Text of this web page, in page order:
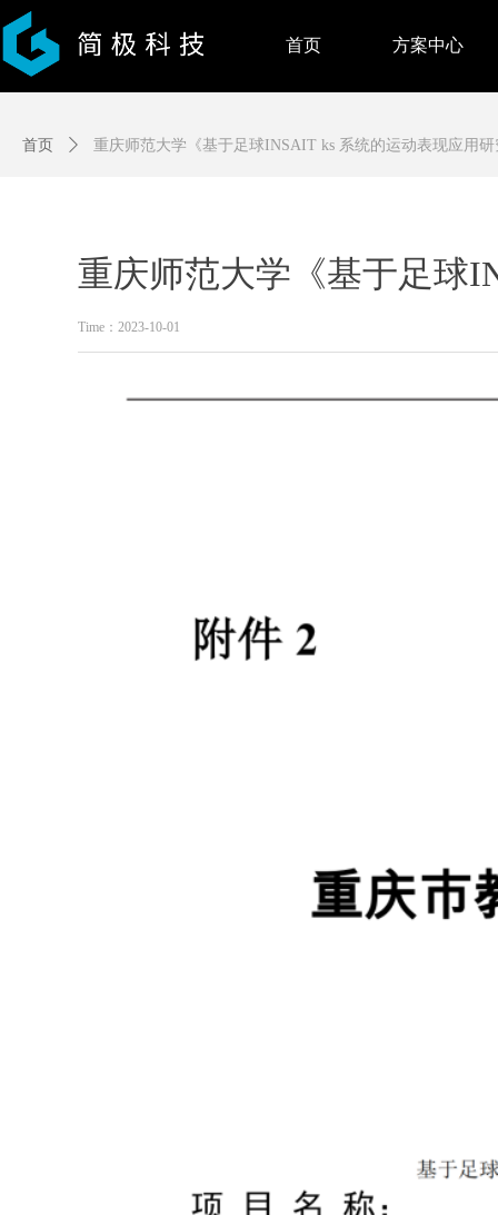
首页 方案中心
重庆师范大学《基于足球
Time： 2023-10-01
首页 ꄲ 重庆师范大学《基于足球INSAIT ks 系统的运动表现应用研